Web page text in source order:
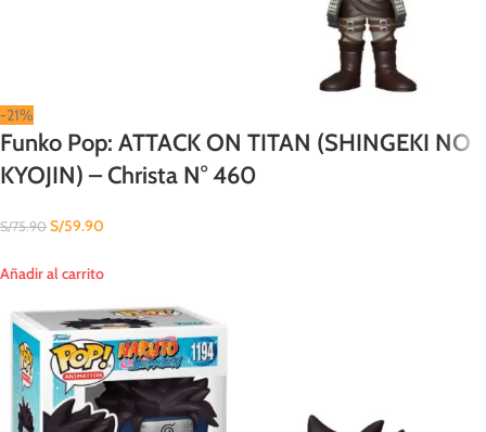
-21%
Funko Pop: ATTACK ON TITAN (SHINGEKI NO
KYOJIN) – Christa N° 460
S/75.90 S/59.90
Añadir al carrito